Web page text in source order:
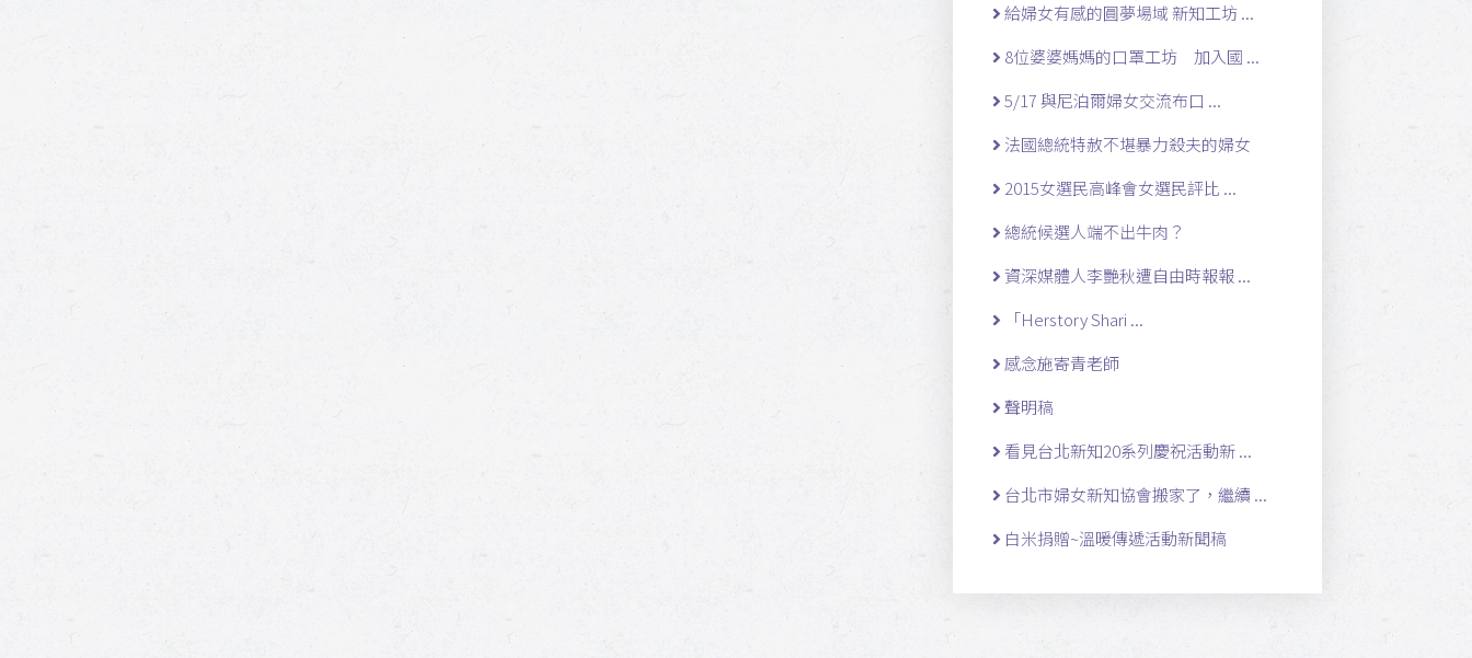
給婦女有感的圓夢場域 新知工坊 ...
8位婆婆媽媽的口罩工坊 加入國 ...
5/17 與尼泊爾婦女交流布口 ...
法國總統特赦不堪暴力殺夫的婦女
2015女選民高峰會女選民評比 ...
總統候選人端不出牛肉？
資深媒體人李艷秋遭自由時報報 ...
「Herstory Shari ...
感念施寄青老師
聲明稿
看見台北新知20系列慶祝活動新 ...
台北市婦女新知協會搬家了，繼續 ...
白米捐贈~溫暖傳遞活動新聞稿